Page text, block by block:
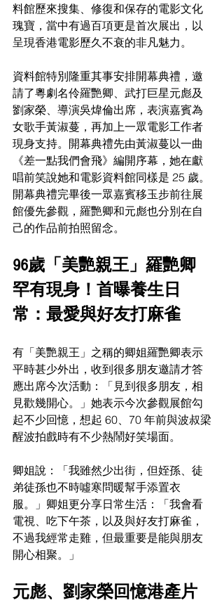
料館歷來搜集、修復和保存的電影文化
瑰寶，當中有過百項更是首次展出，以
呈現香港電影歷久不衰的非凡魅力。
資料館特別隆重其事安排開幕典禮，邀
請了粵劇名伶羅艷卿、武打巨星元彪及
劉家榮、導演吳煒倫出席，表演嘉賓為
女歌手黃淑蔓，再加上一眾電影工作者
現身支持。開幕典禮先由黃淑蔓以一曲
《差一點我們會飛》編開序幕，她在獻
唱前笑說她和電影資料館同樣是 25 歲。
開幕典禮完畢後一眾嘉賓移玉步前往展
館優先參觀，羅艷卿和元彪也分別在自
己的作品前拍照留念。
96歲「美艷親王」羅艷卿
罕有現身！首曝養生日
常：最愛與好友打麻雀
有「美艷親王」之稱的卿姐羅艷卿表示
平時甚少外出，收到很多朋友邀請才答
應出席今次活動：「見到很多朋友，相
見歡幾開心。」她表示今次參觀展館勾
起不少回憶，想起 60、70 年前與波叔梁
醒波拍戲時有不少熱鬧好笑場面。
卿姐說：「我雖然少出街，但姪孫、徒
弟徒孫也不時噓寒問暖幫手添置衣
服。」卿姐更分享日常生活：「我會看
電視、吃下午茶，以及與好友打麻雀，
不過我經常走雞，但最重要是能與朋友
開心相聚。」
元彪、劉家榮回憶港產片